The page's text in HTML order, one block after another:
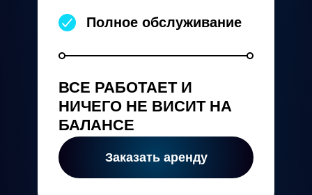
Полное обслуживание
ВСЕ РАБОТАЕТ И
НИЧЕГО НЕ ВИСИТ НА
БАЛАНСЕ
Заказать аренду